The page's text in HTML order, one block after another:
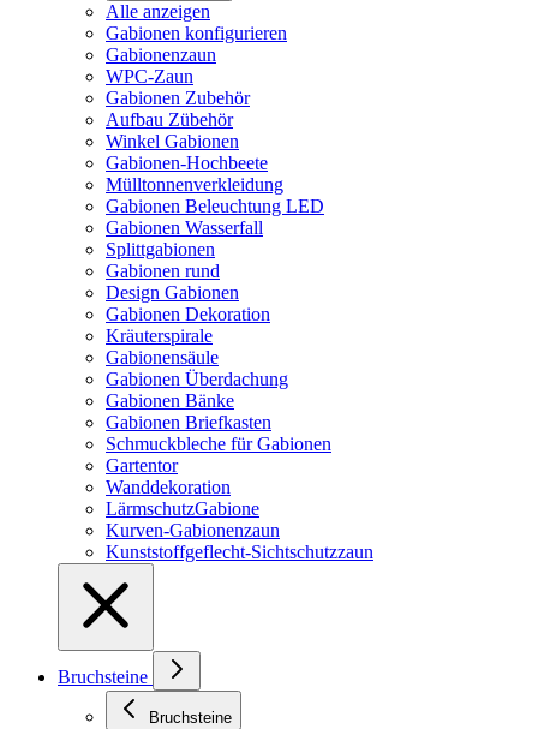
Alle anzeigen
Gabionen konfigurieren
Gabionenzaun
WPC-Zaun
Gabionen Zubehör
Aufbau Zübehör
Winkel Gabionen
Gabionen-Hochbeete
Mülltonnenverkleidung
Gabionen Beleuchtung LED
Gabionen Wasserfall
Splittgabionen
Gabionen rund
Design Gabionen
Gabionen Dekoration
Kräuterspirale
Gabionensäule
Gabionen Überdachung
Gabionen Bänke
Gabionen Briefkasten
Schmuckbleche für Gabionen
Gartentor
Wanddekoration
LärmschutzGabione
Kurven-Gabionenzaun
Kunststoffgeflecht-Sichtschutzzaun
Bruchsteine
Bruchsteine